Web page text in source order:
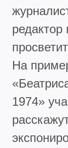
редактор
На
1974»